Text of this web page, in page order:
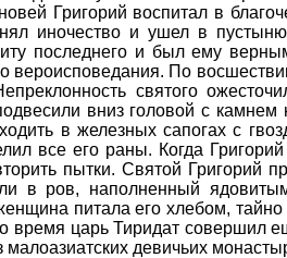
Григорий воспитал в
иночество и ушел в
последнего и был ему
вероисповедания. По
святого
вниз головой с
в железных сапогах с
все его раны. Когда
пытки. Святой Григорий
в ров, наполненный
питала его хлебом,
время царь Тиридат
девичьих